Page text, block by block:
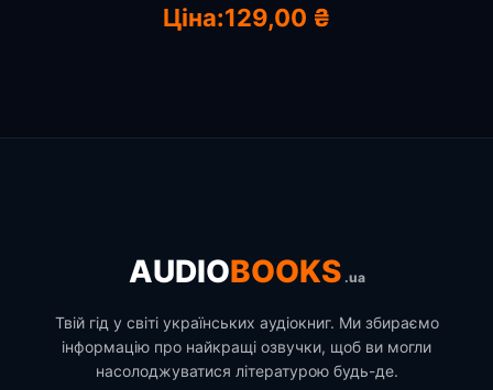
Ціна:129,00 ₴
AUDIOBOOKS .ua
Твій гід у світі українських аудіокниг. Ми збираємо
інформацію про найкращі озвучки, щоб ви могли
насолоджуватися літературою будь-де.